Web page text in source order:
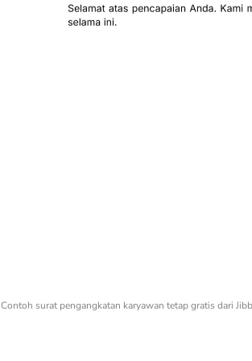
Contoh surat pengangkatan karyawan tetap gratis dari